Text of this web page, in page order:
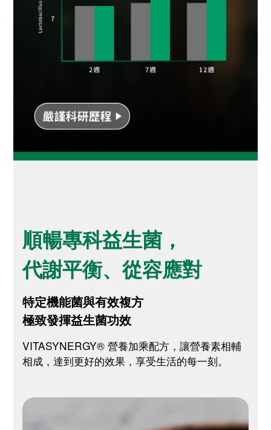
順暢專科益生菌，
代謝平衡、從容應對
特定機能菌與有效複方
極致發揮益生菌功效
VITASYNERGY® 營養加乘配方，讓營養素相輔
相成，達到更好的效果，享受生活的每一刻。